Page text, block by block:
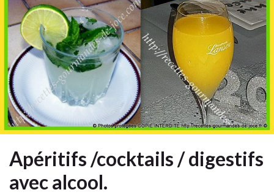
Apéritifs /cocktails / digestifs
avec alcool.